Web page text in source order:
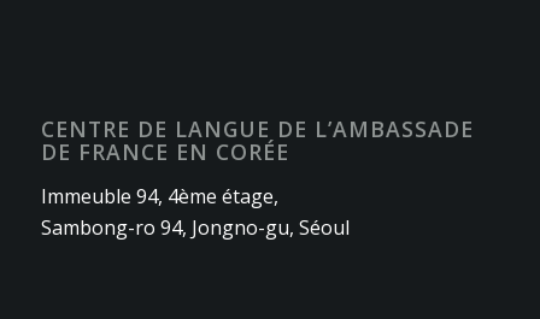
CENTRE DE LANGUE DE L’AMBASSADE
DE FRANCE EN CORÉE
Immeuble 94, 4ème étage,
Sambong-ro 94, Jongno-gu, Séoul